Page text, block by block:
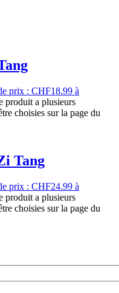
prix : CHF18.99 à
produit a plusieurs
choisies sur la page du
Tang
prix : CHF24.99 à
produit a plusieurs
choisies sur la page du